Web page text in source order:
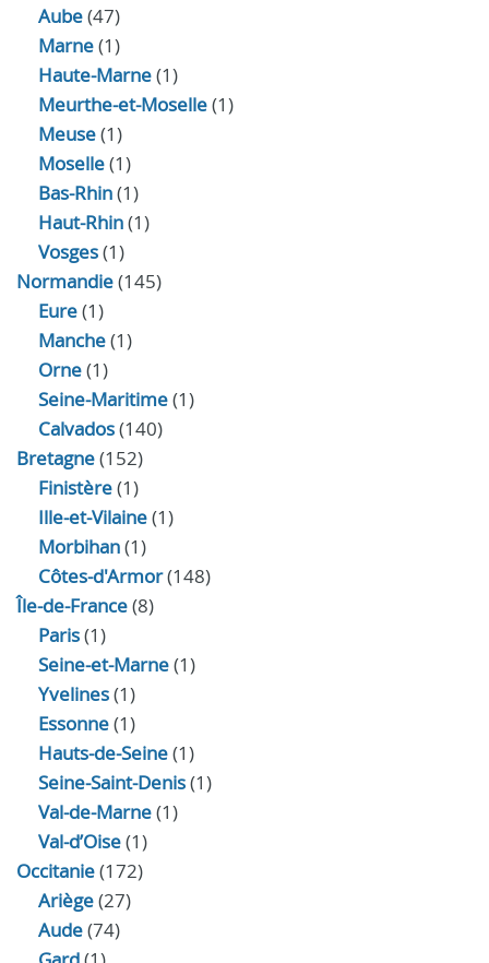
Aube(47)
Marne(1)
Haute-Marne(1)
Meurthe-et-Moselle(1)
Meuse(1)
Moselle(1)
Bas-Rhin(1)
Haut-Rhin(1)
Vosges(1)
Normandie(145)
Eure(1)
Manche(1)
Orne(1)
Seine-Maritime(1)
Calvados(140)
Bretagne(152)
Finistère(1)
Ille-et-Vilaine(1)
Morbihan(1)
Côtes-d'Armor(148)
Île-de-France(8)
Paris(1)
Seine-et-Marne(1)
Yvelines(1)
Essonne(1)
Hauts-de-Seine(1)
Seine-Saint-Denis(1)
Val-de-Marne(1)
Val-d’Oise(1)
Occitanie(172)
Ariège(27)
Aude(74)